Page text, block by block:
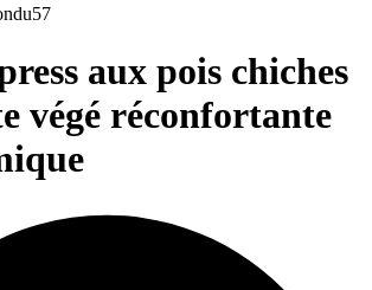
aux pois chiches
végé réconfortante